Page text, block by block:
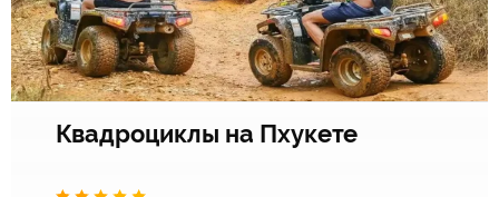
Квадроциклы на Пхукете